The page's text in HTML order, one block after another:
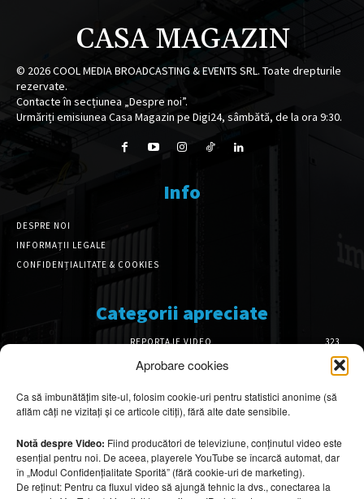
Aprobare cookies
Ca să îmbunătățim site-ul, folosim cookie-uri pentru statistici anonime (să
aflăm câți ne vizitați și ce articole citiți), fără alte date sensibile.
Notă despre Video: Fiind producători de televiziune, conținutul video este
esențial pentru noi. De aceea, playerele YouTube se încarcă automat, dar
în „Modul Confidențialitate Sporită” (fără cookie-uri de marketing).
De reținut: Pentru ca fluxul video să ajungă tehnic la dvs., conectarea la
CASA MAGAZIN
© 2026COOL MEDIA BROADCASTING & EVENTS SRL. Toate drepturile
rezervate.
Contacte în secțiunea „Despre noi”.
Urmăriți emisiunea Casa Magazin pe Digi24, sâmbătă, de la ora 9:30.
Info
DESPRE NOI
INFORMAȚII LEGALE
CONFIDENȚIALITATE & COOKIES
Categorii apreciate
REPORTAJE VIDEO
323
AMENAJĂRI INTERIOARE
126
DESIGN INTERIOR
64
ARHITECTURĂ & DESIGN
OPINII & ANALIZE
43
Articole recomandate